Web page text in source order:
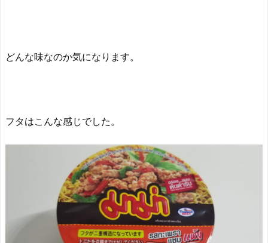
どんな味なのか気になります。
フタはこんな感じでした。